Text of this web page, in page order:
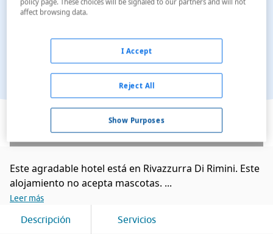
Este agradable hotel está en Rivazzurra Di Rimini. Este
alojamiento no acepta mascotas. ...
Leer más
Descripción Servicios
affect browsing data.
Show Purposes
Reject All
I Accept